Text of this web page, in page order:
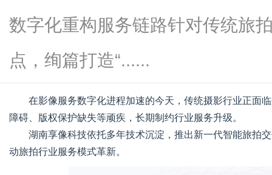
数字化重构服务链路针对传统旅
点，绚篇打造“......
在影像服务数字化进程加速的今天，传统摄影行业正面
障碍、版权保护缺失等顽疾，长期制约行业服务升级。
湖南享像科技依托多年技术沉淀，推出新一代智能旅拍
动旅拍行业服务模式革新。